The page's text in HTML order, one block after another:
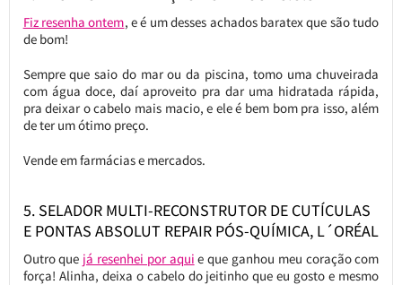
Fiz resenha ontem, e é um desses achados baratex que são tudo
de bom!
Sempre que saio do mar ou da piscina, tomo uma chuveirada
com água doce, daí aproveito pra dar uma hidratada rápida,
pra deixar o cabelo mais macio, e ele é bem bom pra isso, além
de ter um ótimo preço.
Vende em farmácias e mercados.
5. SELADOR MULTI-RECONSTRUTOR DE CUTÍCULAS
E PONTAS ABSOLUT REPAIR PÓS-QUÍMICA, L´ORÉAL
Outro que já resenhei por aqui e que ganhou meu coração com
força! Alinha, deixa o cabelo do jeitinho que eu gosto e mesmo